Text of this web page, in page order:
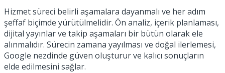
Hizmet süreci belirli aşamalara dayanmalı ve her adım
şeffaf biçimde yürütülmelidir. Ön analiz, içerik planlaması,
dijital yayınlar ve takip aşamaları bir bütün olarak ele
alınmalıdır. Sürecin zamana yayılması ve doğal ilerlemesi,
Google nezdinde güven oluşturur ve kalıcı sonuçların
elde edilmesini sağlar.